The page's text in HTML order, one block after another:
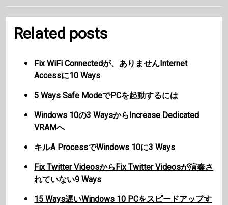
Related posts
Fix WiFi Connectedが、ありませんInternet
Accessに10 Ways
5 Ways Safe ModeでPCを起動するには
Windows 10の3 WaysからIncrease Dedicated
VRAMへ
キルA ProcessでWindows 10に3 Ways
Fix Twitter VideosからFix Twitter Videosが演奏さ
れていない9 Ways
15 Ways遅いWindows 10 PCをスピードアップす